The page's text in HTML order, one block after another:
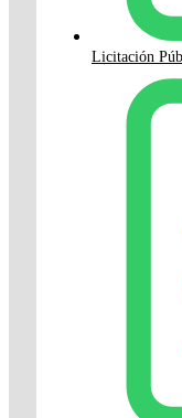
Licitación